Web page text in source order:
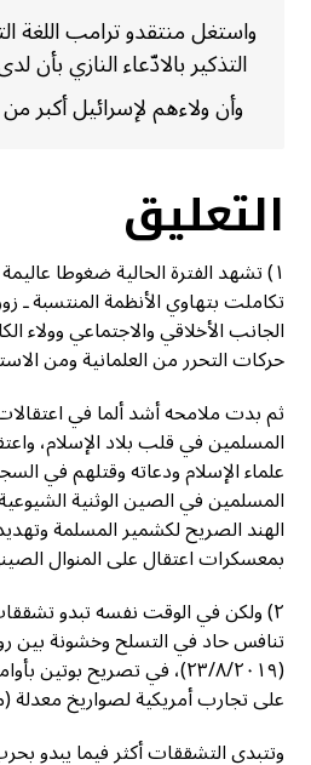
واستغل منتقدو ترامب اللغة
التذكير بالادّعاء النازي بأن
وأن ولاءهم لإسرائيل أكبر
التعليق
١) تشهد الفترة الحالية ضغوطا
تكاملت بتهاوي الأنظمة المنتسبة ـ
الجانب الأخلاقي والاجتماعي وولاء
حركات التحرر من العلمانية ومن
ثم بدت ملامحه أشد ألما في
المسلمين في قلب بلاد الإسلام،
علماء الإسلام ودعاته وقتلهم في
المسلمين في الصين الوثنية
الهند الصريح لكشمير المسلمة
بمعسكرات اعتقال على المنوال
٢) ولكن في الوقت نفسه تبدو
تنافس حاد في التسلح وخشونة بين
(٢٣/٨/٢٠١٩)، في تصريح
على تجارب أمريكية لصواريخ معدلة
وتتبدى التشققات أكثر فيما يبدو